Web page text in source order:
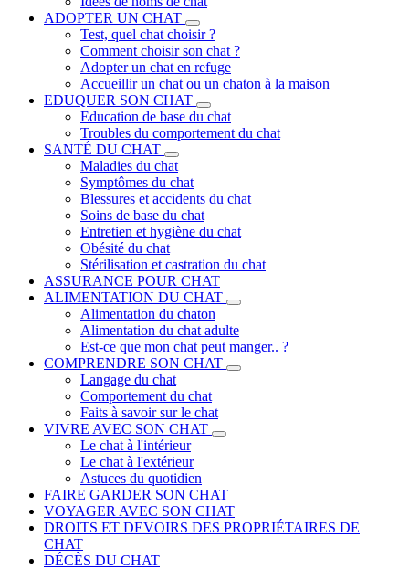
ADOPTER UN CHAT
Test, quel chat choisir ?
Comment choisir son chat ?
Adopter un chat en refuge
Accueillir un chat ou un chaton à la maison
EDUQUER SON CHAT
Education de base du chat
Troubles du comportement du chat
SANTÉ DU CHAT
Maladies du chat
Symptômes du chat
Blessures et accidents du chat
Soins de base du chat
Entretien et hygiène du chat
Obésité du chat
Stérilisation et castration du chat
ASSURANCE POUR CHAT
ALIMENTATION DU CHAT
Alimentation du chaton
Alimentation du chat adulte
Est-ce que mon chat peut manger.. ?
COMPRENDRE SON CHAT
Langage du chat
Comportement du chat
Faits à savoir sur le chat
VIVRE AVEC SON CHAT
Le chat à l'intérieur
Le chat à l'extérieur
Astuces du quotidien
FAIRE GARDER SON CHAT
VOYAGER AVEC SON CHAT
DROITS ET DEVOIRS DES PROPRIÉTAIRES DE
CHAT
DÉCÈS DU CHAT